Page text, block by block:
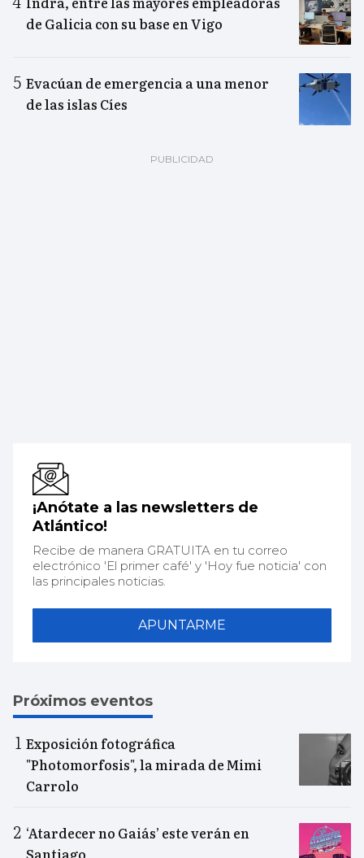
de Galicia con su base en Vigo
Evacúan de emergencia a una menor
de las islas Cíes
¡Anótate a las newsletters de
Atlántico!
Recibe de manera GRATUITA en tu correo
electrónico 'El primer café' y 'Hoy fue noticia' con
las principales noticias.
APUNTARME
Próximos eventos
Exposición fotográfica
"Photomorfosis", la mirada de Mimi
Carrolo
‘Atardecer no Gaiás’ este verán en